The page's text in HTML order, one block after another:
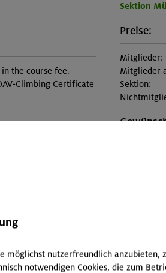
the course fee.
Climbing Certificate
Sektion
Preise:
Mitglieder:
Mitglieder
Sektion:
möglichst nutzerfreundlich anzubieten,
notwendigen Cookies, die zum